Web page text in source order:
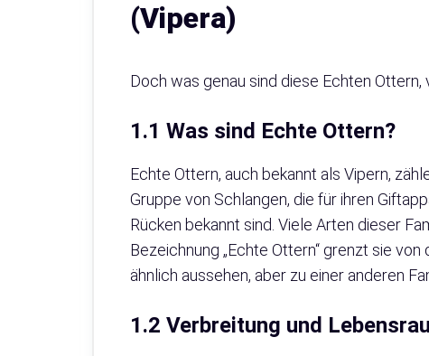
(Vipera)
Doch was genau sind diese Echten
1.1 Was sind Echte Ottern?
Echte Ottern, auch bekannt als Vipern,
Gruppe von Schlangen, die für ihren
Rücken bekannt sind. Viele Arten dieser
Bezeichnung „Echte Ottern“ grenzt sie
ähnlich aussehen, aber zu einer anderen
1.2 Verbreitung und